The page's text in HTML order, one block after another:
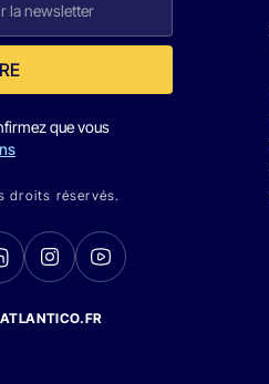
que vous
droits réservés.